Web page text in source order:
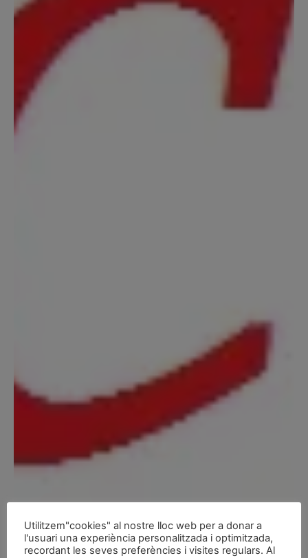
Utilitzem"cookies" al nostre lloc web per a donar a
l'usuari una experiència personalitzada i optimitzada,
recordant les seves preferències i visites regulars. Al